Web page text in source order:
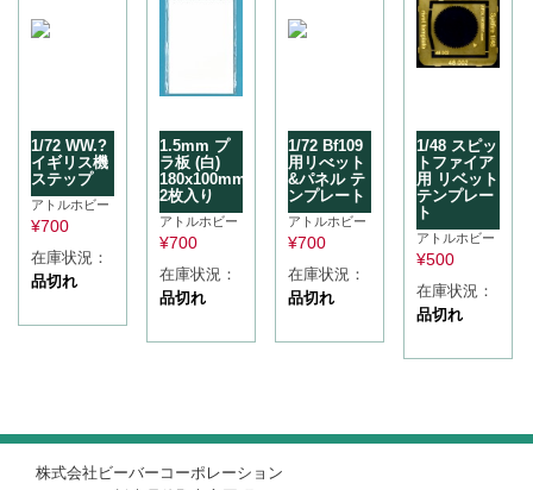
1/72 WW.?
イギリス機
ステップ
アトルホビー
¥700
在庫状況：
品切れ
1.5mm プ
ラ板 (白)
180x100mm
2枚入り
アトルホビー
¥700
在庫状況：
品切れ
1/72 Bf109
用リべット
&パネル テ
ンプレート
アトルホビー
¥700
在庫状況：
品切れ
1/48 スピッ
トファイア
用 リベット
テンプレー
ト
アトルホビー
¥500
在庫状況：
品切れ
株式会社ビーバーコーポレーション